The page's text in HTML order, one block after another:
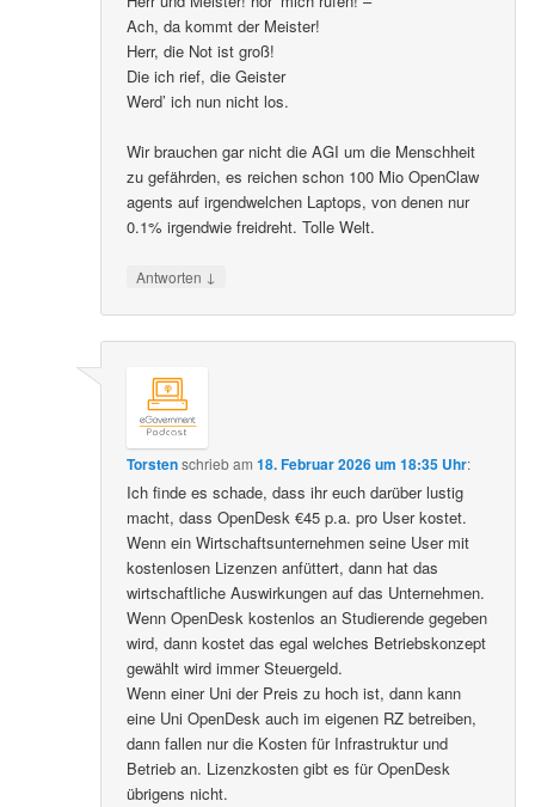
Ach, da kommt der Meister!
Herr, die Not ist groß!
Die ich rief, die Geister
Werd’ ich nun nicht los.
Wir brauchen gar nicht die AGI um die Menschheit
zu gefährden, es reichen schon 100 Mio OpenClaw
agents auf irgendwelchen Laptops, von denen nur
0.1% irgendwie freidreht. Tolle Welt.
Antworten ↓
Torstenschriebam18. Februar 2026 um 18:35 Uhr:
Ich finde es schade, dass ihr euch darüber lustig
macht, dass OpenDesk €45 p.a. pro User kostet.
Wenn ein Wirtschaftsunternehmen seine User mit
kostenlosen Lizenzen anfüttert, dann hat das
wirtschaftliche Auswirkungen auf das Unternehmen.
Wenn OpenDesk kostenlos an Studierende gegeben
wird, dann kostet das egal welches Betriebskonzept
gewählt wird immer Steuergeld.
Wenn einer Uni der Preis zu hoch ist, dann kann
eine Uni OpenDesk auch im eigenen RZ betreiben,
dann fallen nur die Kosten für Infrastruktur und
Betrieb an. Lizenzkosten gibt es für OpenDesk
übrigens nicht.